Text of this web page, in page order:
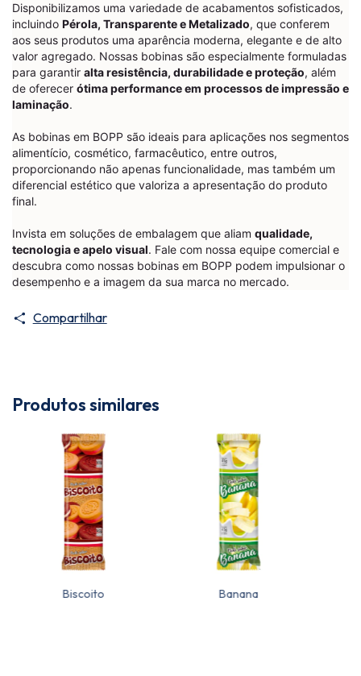
Disponibilizamos uma variedade de acabamentos sofisticados,
incluindo Pérola, Transparente e Metalizado, que conferem
aos seus produtos uma aparência moderna, elegante e de alto
valor agregado. Nossas bobinas são especialmente formuladas
para garantir alta resistência, durabilidade e proteção, além
de oferecer ótima performance em processos de impressão e
laminação.
As bobinas em BOPP são ideais para aplicações nos segmentos
alimentício, cosmético, farmacêutico, entre outros,
proporcionando não apenas funcionalidade, mas também um
diferencial estético que valoriza a apresentação do produto
final.
Invista em soluções de embalagem que aliam qualidade,
tecnologia e apelo visual. Fale com nossa equipe comercial e
descubra como nossas bobinas em BOPP podem impulsionar o
desempenho e a imagem da sua marca no mercado.
Compartilhar
Produtos similares
Biscoito Banana